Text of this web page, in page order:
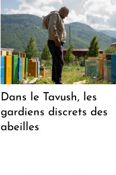
Dans le Tavush, les
gardiens discrets des
abeilles